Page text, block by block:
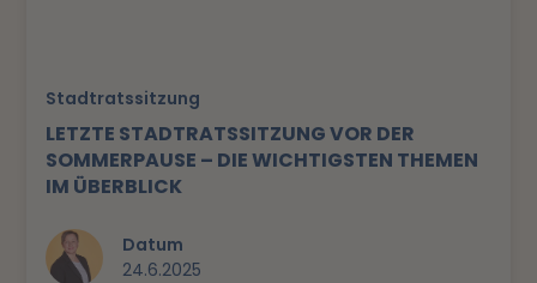
Stadtratssitzung
LETZTE STADTRATSSITZUNG VOR DER
SOMMERPAUSE – DIE WICHTIGSTEN THEMEN
IM ÜBERBLICK
Datum
24.6.2025